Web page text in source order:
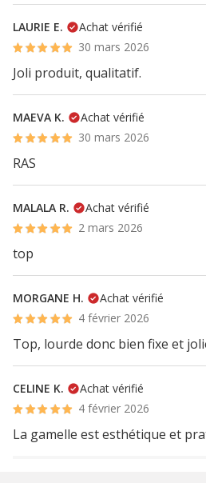
LAURIE E.
Achat vérifié
30 mars 2026
Joli produit, qualitatif.
MAEVA K.
Achat vérifié
30 mars 2026
RAS
MALALA R.
Achat vérifié
2 mars 2026
top
MORGANE H.
Achat vérifié
4 février 2026
Top, lourde donc bien fixe et
CELINE K.
Achat vérifié
4 février 2026
La gamelle est esthétique et